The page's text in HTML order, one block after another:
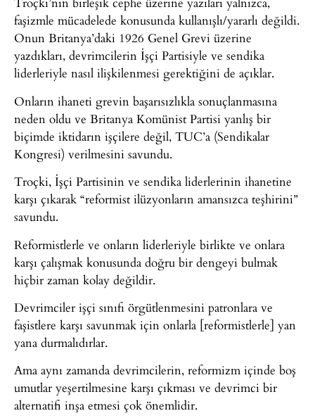
faşizmle mücadelede konusunda kullanışlı/yararlı değildi.
Onun Britanya’daki 1926 Genel Grevi üzerine
yazdıkları, devrimcilerin İşçi Partisiyle ve sendika
liderleriyle nasıl ilişkilenmesi gerektiğini de açıklar.
Onların ihaneti grevin başarısızlıkla sonuçlanmasına
neden oldu ve Britanya Komünist Partisi yanlış bir
biçimde iktidarın işçilere değil, TUC’a (Sendikalar
Kongresi) verilmesini savundu.
Troçki, İşçi Partisinin ve sendika liderlerinin ihanetine
karşı çıkarak “reformist ilüzyonların amansızca teşhirini”
savundu.
Reformistlerle ve onların liderleriyle birlikte ve onlara
karşı çalışmak konusunda doğru bir dengeyi bulmak
hiçbir zaman kolay değildir.
Devrimciler işçi sınıfı örgütlenmesini patronlara ve
faşistlere karşı savunmak için onlarla [reformistlerle] yan
yana durmalıdırlar.
Ama aynı zamanda devrimcilerin, reformizm içinde boş
umutlar yeşertilmesine karşı çıkması ve devrimci bir
alternatifi inşa etmesi çok önemlidir.